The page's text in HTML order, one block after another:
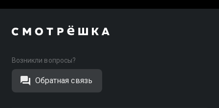
Возникли вопросы?
Обратная связь